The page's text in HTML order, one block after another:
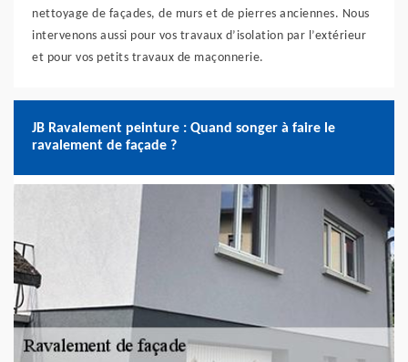
nettoyage de façades, de murs et de pierres anciennes. Nous
intervenons aussi pour vos travaux d’isolation par l’extérieur
et pour vos petits travaux de maçonnerie.
JB Ravalement peinture : Quand songer à faire le
ravalement de façade ?